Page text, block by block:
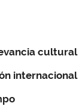
cultural
internacional